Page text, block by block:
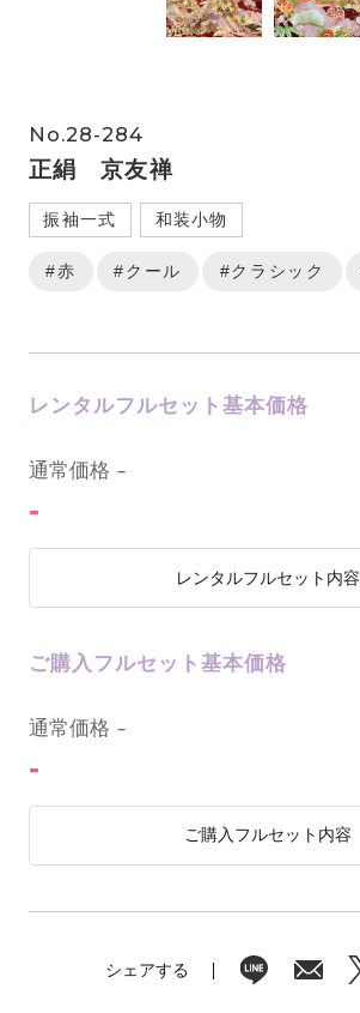
No.28-284
正絹 京友禅
振袖一式 和装小物
#赤 #クール #クラシック
レンタルフルセット基本価格
通常価格 -
-
レンタルフルセット内容
ご購入フルセット基本価格
通常価格 -
-
ご購入フルセット内容
シェアする